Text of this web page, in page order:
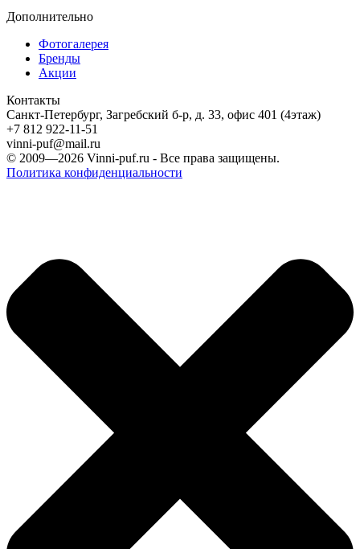
Дополнительно
Фотогалерея
Бренды
Акции
Контакты
Санкт-Петербург, Загребский б-р, д. 33, офис 401 (4этаж)
+7 812 922-11-51
vinni-puf@mail.ru
© 2009—2026 Vinni-puf.ru - Все права защищены.
Политика конфиденциальности